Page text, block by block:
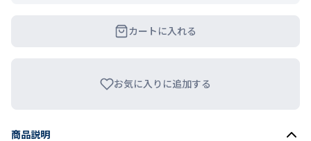
カートに入れる
お気に入りに追加する
商品説明